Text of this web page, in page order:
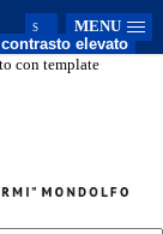
MENU
con template
elevato